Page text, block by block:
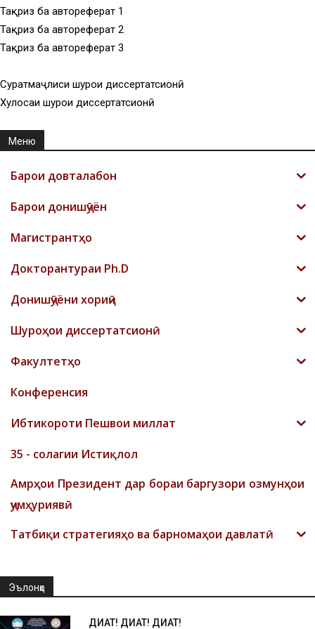
Тақриз ба автореферат 1
Тақриз ба автореферат 2
Тақриз ба автореферат 3
Суратмаҷлиси шурои диссертатсионӣ
Хулосаи шурои диссертатсионӣ
Меню
Барои довталабон
Барои донишҷӯён
Магистрантҳо
Докторантураи Ph.D
Донишҷӯёни хориҷӣ
Шyроҳои диссертатсионӣ
Факултетҳо
Конференсия
Ибтикороти Пешвои миллат
35 - солагии Истиқлол
Амрҳои Президент дар бораи баргузори озмунҳои
ҷумҳуриявӣ
Татбиқи стратегияҳо ва барномаҳои давлатӣ
Эълонҳо
ДИҚҚАТ! ДИҚҚАТ! ДИҚҚАТ!